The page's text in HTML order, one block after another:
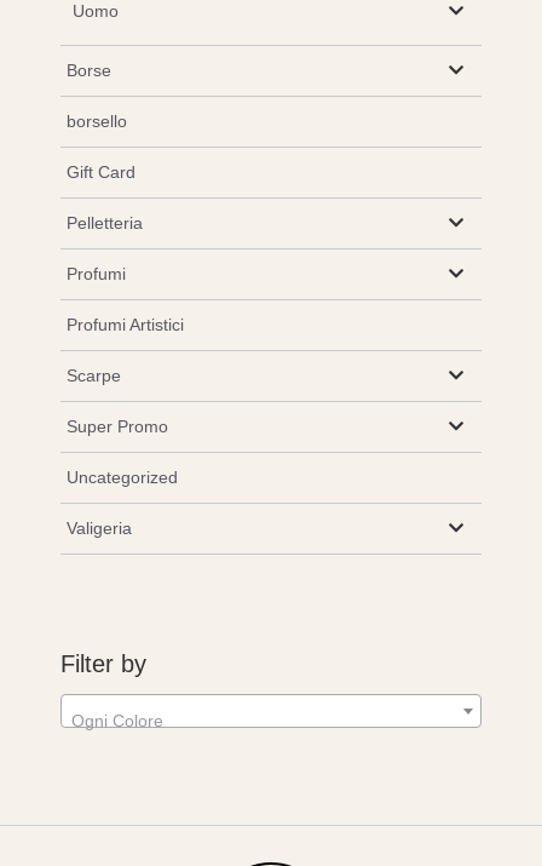
Uomo
Borse
borsello
Gift Card
Pelletteria
Profumi
Profumi Artistici
Scarpe
Super Promo
Uncategorized
Valigeria
Filter by
Ogni Colore